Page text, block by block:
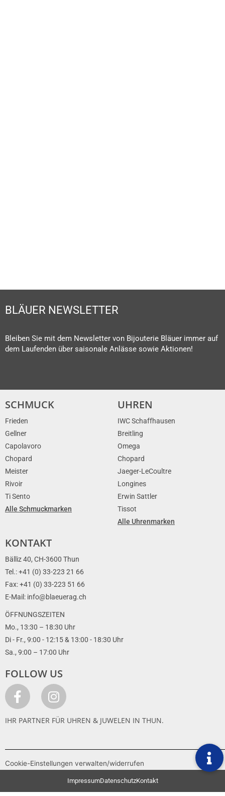
BLÄUER NEWSLETTER
Bleiben Sie mit dem Newsletter von Bijouterie Bläuer immer auf
dem Laufenden über saisonale Anlässe sowie Aktionen!
SCHMUCK
Frieden
Gellner
Capolavoro
Chopard
Meister
Rivoir
Ti Sento
Alle Schmuckmarken
UHREN
IWC Schaffhausen
Breitling
Omega
Chopard
Jaeger-LeCoultre
Longines
Erwin Sattler
Tissot
Alle Uhrenmarken
KONTAKT
Bälliz 40, CH-3600 Thun
Tel.: +41 (0) 33-223 21 66
Fax: +41 (0) 33-223 51 66
E-Mail: info@blaeuerag.ch
ÖFFNUNGSZEITEN
Mo., 13:30 – 18:30 Uhr
Di - Fr., 9:00 - 12:15 & 13:00 - 18:30 Uhr
Sa., 9:00 – 17:00 Uhr
FOLLOW US
IHR PARTNER FÜR UHREN & JUWELEN IN THUN.
Cookie-Einstellungen verwalten/widerrufen
ImpressumDatenschutzKontakt